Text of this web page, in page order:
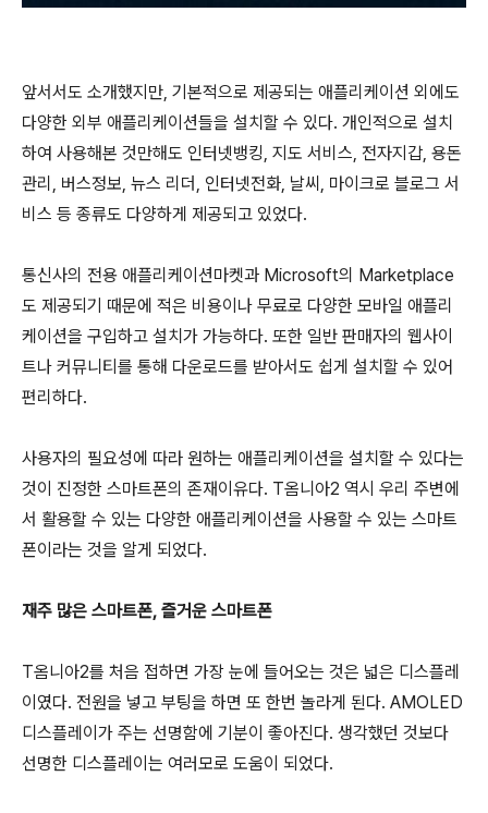
앞서서도 소개했지만, 기본적으로 제공되는 애플리케이션 외에도
다양한 외부 애플리케이션들을 설치할 수 있다. 개인적으로 설치
하여 사용해본 것만해도 인터넷뱅킹, 지도 서비스, 전자지갑, 용돈
관리, 버스정보, 뉴스 리더, 인터넷전화, 날씨, 마이크로 블로그 서
비스 등 종류도 다양하게 제공되고 있었다.
통신사의 전용 애플리케이션마켓과 Microsoft의 Marketplace
도 제공되기 때문에 적은 비용이나 무료로 다양한 모바일 애플리
케이션을 구입하고 설치가 가능하다. 또한 일반 판매자의 웹사이
트나 커뮤니티를 통해 다운로드를 받아서도 쉽게 설치할 수 있어
편리하다.
사용자의 필요성에 따라 원하는 애플리케이션을 설치할 수 있다는
것이 진정한 스마트폰의 존재이유다. T옴니아2 역시 우리 주변에
서 활용할 수 있는 다양한 애플리케이션을 사용할 수 있는 스마트
폰이라는 것을 알게 되었다.
재주 많은 스마트폰, 즐거운 스마트폰
T옴니아2를 처음 접하면 가장 눈에 들어오는 것은 넓은 디스플레
이였다. 전원을 넣고 부팅을 하면 또 한번 놀라게 된다. AMOLED
디스플레이가 주는 선명함에 기분이 좋아진다. 생각했던 것보다
선명한 디스플레이는 여러모로 도움이 되었다.